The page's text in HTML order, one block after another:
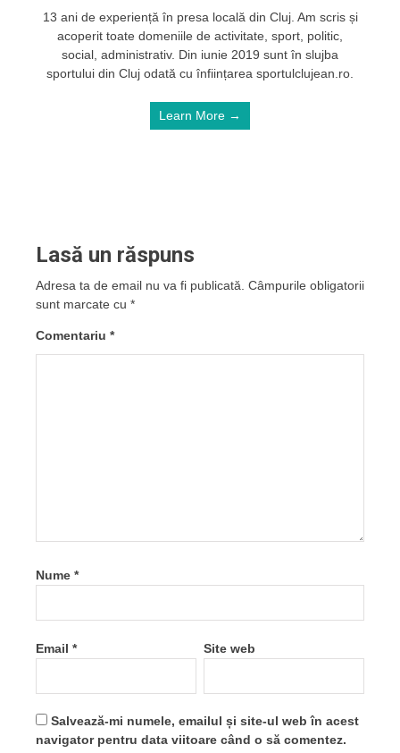
13 ani de experiență în presa locală din Cluj. Am scris și
acoperit toate domeniile de activitate, sport, politic,
social, administrativ. Din iunie 2019 sunt în slujba
sportului din Cluj odată cu înființarea sportulclujean.ro.
Learn More →
Lasă un răspuns
Adresa ta de email nu va fi publicată. Câmpurile obligatorii
sunt marcate cu *
Comentariu *
Nume *
Email * Site web
Salvează-mi numele, emailul și site-ul web în acest
navigator pentru data viitoare când o să comentez.